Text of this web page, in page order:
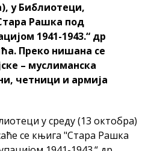
у Библиотеци,
Рашка под
1941-1943.“ др
Преко нишана се
– муслиманска
четници и армија
у среду (13 октобра)
се књига "Стара Рашка